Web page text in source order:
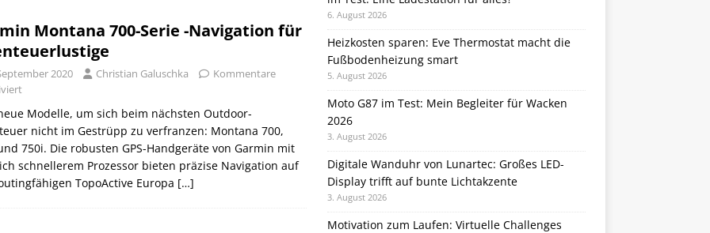
Laufen: Virtuelle Challenges
GESUNDHEIT
3-in-1 Magnetic Charging Station im Test: Eine Ladestation für
Montana 700-Serie -Navigation für
2020 Christian Galuschka
Kommentare
Modelle, um sich beim nächsten Outdoor-
nicht im Gestrüpp zu verfranzen: Montana 700,
750i. Die robusten GPS-Handgeräte von Garmin mit
schnellerem Prozessor bieten präzise Navigation auf
TopoActive Europa […]
6. August 2026
Heizkosten sparen: Eve Thermostat macht die
Fußbodenheizung smart
5. August 2026
Moto G87 im Test: Mein Begleiter für Wacken
2026
3. August 2026
Digitale Wanduhr von Lunartec: Großes LED-
Display trifft auf bunte Lichtakzente
3. August 2026
Motivation zum Laufen: Virtuelle Challenges